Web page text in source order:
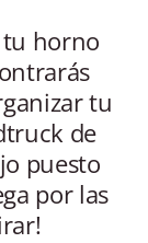
tu horno
tu
de
puesto
por las